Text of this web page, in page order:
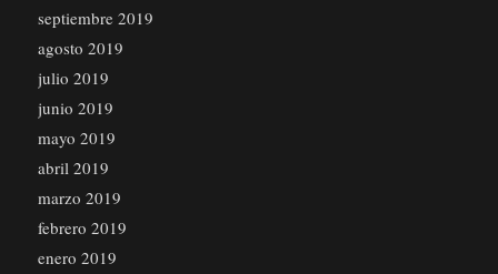
septiembre 2019
agosto 2019
julio 2019
junio 2019
mayo 2019
abril 2019
marzo 2019
febrero 2019
enero 2019